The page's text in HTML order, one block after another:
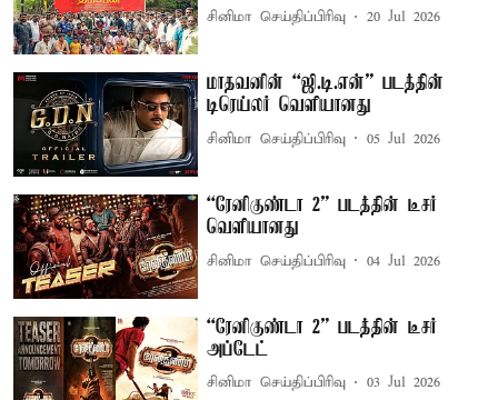
சினிமா செய்திப்பிரிவு 20 Jul 2026
மாதவனின் “ஜி.டி.என்” படத்தின்
டிரெய்லர் வெளியானது
சினிமா செய்திப்பிரிவு 05 Jul 2026
“ரேனிகுண்டா 2” படத்தின் டீசர்
வெளியானது
சினிமா செய்திப்பிரிவு 04 Jul 2026
“ரேனிகுண்டா 2” படத்தின் டீசர்
அப்டேட்
சினிமா செய்திப்பிரிவு 03 Jul 2026